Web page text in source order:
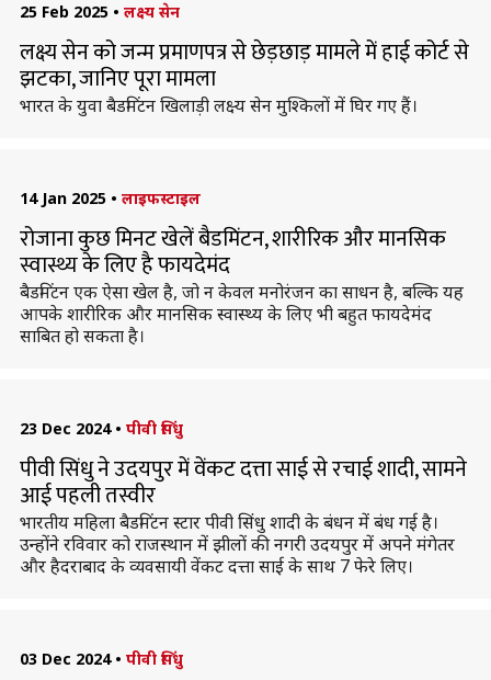
25 Feb 2025 • लक्ष्य सेन
लक्ष्य सेन को जन्म प्रमाणपत्र से छेड़छाड़ मामले में हाई कोर्ट से
झटका, जानिए पूरा मामला
भारत के युवा बैडमिंटन खिलाड़ी लक्ष्य सेन मुश्किलों में घिर गए हैं।
14 Jan 2025 • लाइफस्टाइल
रोजाना कुछ मिनट खेलें बैडमिंटन, शारीरिक और मानसिक
स्वास्थ्य के लिए है फायदेमंद
बैडमिंटन एक ऐसा खेल है, जो न केवल मनोरंजन का साधन है, बल्कि यह
आपके शारीरिक और मानसिक स्वास्थ्य के लिए भी बहुत फायदेमंद
साबित हो सकता है।
23 Dec 2024 • पीवी सिंधु
पीवी सिंधु ने उदयपुर में वेंकट दत्ता साई से रचाई शादी, सामने
आई पहली तस्वीर
भारतीय महिला बैडमिंटन स्टार पीवी सिंधु शादी के बंधन में बंध गई है।
उन्होंने रविवार को राजस्थान में झीलों की नगरी उदयपुर में अपने मंगेतर
और हैदराबाद के व्यवसायी वेंकट दत्ता साई के साथ 7 फेरे लिए।
03 Dec 2024 • पीवी सिंधु